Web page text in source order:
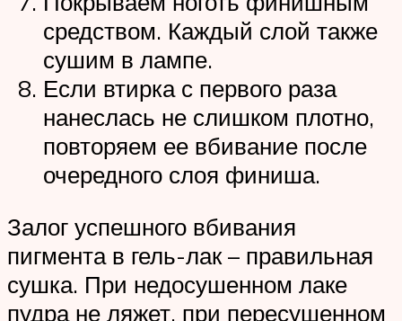
средством. Каждый слой также
сушим в лампе.
Если втирка с первого раза
нанеслась не слишком плотно,
повторяем ее вбивание после
очередного слоя финиша.
Залог успешного вбивания
пигмента в гель-лак – правильная
сушка. При недосушенном лаке
пудра не ляжет, при пересушенном